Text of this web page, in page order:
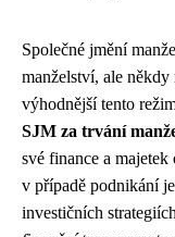
Společné jmění
manželství, ale někdy
výhodnější tento
SJM za trvání
své finance a
v případě podnikání
investičních